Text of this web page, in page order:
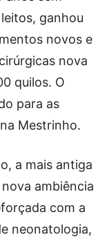
ganhou
novos e
nova
quilos. O
para as
Mestrinho.
a mais antiga
ambiência
com a
neonatologia,